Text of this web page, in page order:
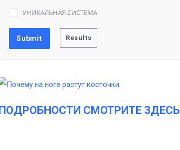
УНИКАЛЬНАЯ СИСТЕМА
ПОДРОБНОСТИ СМОТРИТЕ ЗДЕСЬ